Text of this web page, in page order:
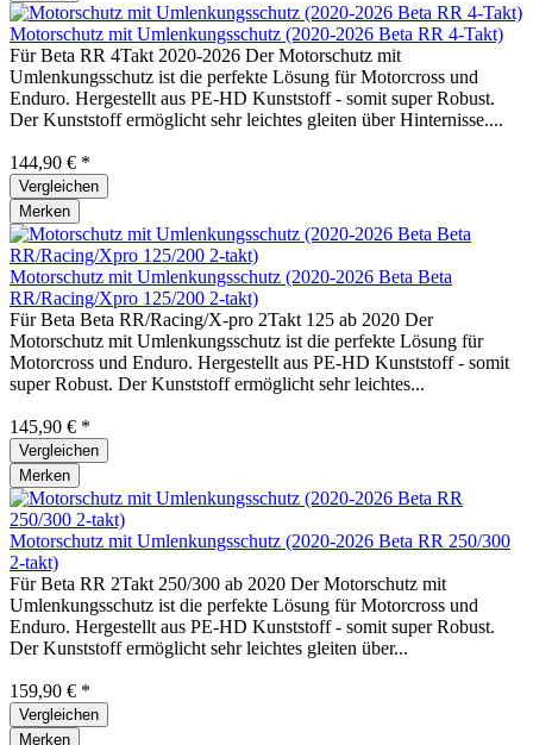
Motorschutz mit Umlenkungsschutz (2020-2026 Beta RR 4-Takt)
Für Beta RR 4Takt 2020-2026 Der Motorschutz mit
Umlenkungsschutz ist die perfekte Lösung für Motorcross und
Enduro. Hergestellt aus PE-HD Kunststoff - somit super Robust.
Der Kunststoff ermöglicht sehr leichtes gleiten über Hinternisse....
144,90 € *
Vergleichen
Merken
Motorschutz mit Umlenkungsschutz (2020-2026 Beta Beta
RR/Racing/Xpro 125/200 2-takt)
Für Beta Beta RR/Racing/X-pro 2Takt 125 ab 2020 Der
Motorschutz mit Umlenkungsschutz ist die perfekte Lösung für
Motorcross und Enduro. Hergestellt aus PE-HD Kunststoff - somit
super Robust. Der Kunststoff ermöglicht sehr leichtes...
145,90 € *
Vergleichen
Merken
Motorschutz mit Umlenkungsschutz (2020-2026 Beta RR 250/300
2-takt)
Für Beta RR 2Takt 250/300 ab 2020 Der Motorschutz mit
Umlenkungsschutz ist die perfekte Lösung für Motorcross und
Enduro. Hergestellt aus PE-HD Kunststoff - somit super Robust.
Der Kunststoff ermöglicht sehr leichtes gleiten über...
159,90 € *
Vergleichen
Merken